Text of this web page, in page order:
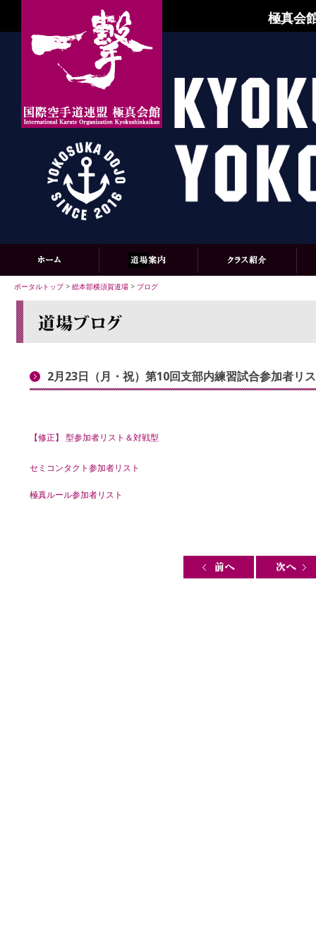
極真会
ポータルトップ> 総本部横須賀道場 > ブログ
2月23日（月・祝）第10回支部内練習試合参加者リ
【修正】 型参加者リスト＆対戦型
セミコンタクト参加者リスト
極真ルール参加者リスト